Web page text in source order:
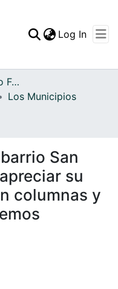
Statistics
Log In
Archivo del Patrimonio Fotográfico y Fílmico del Valle del Cauca
Los Municipios
San
su
columnas y